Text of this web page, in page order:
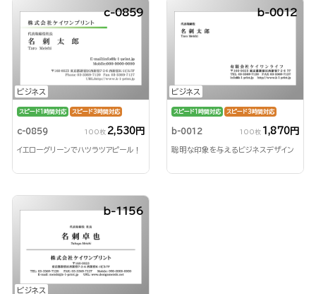
ビジネス
c-0859
スピード1時間対応 スピード3時間対応
c-0859 100枚 2,530円
イエローグリーンでハツラツアピール！
ビジネス
b-0012
スピード1時間対応 スピード3時間対応
b-0012 100枚 1,870円
聡明な印象を与えるビジネスデザイン
ビジネス
b-1156